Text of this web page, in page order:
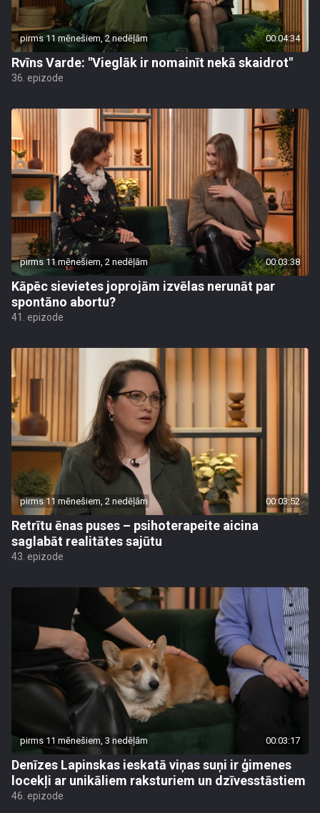
pirms 11 mēnešiem, 2 nedēļām 00:04:34
Rvīns Varde: "Vieglāk ir nomainīt nekā skaidrot"
36. epizode
pirms 11 mēnešiem, 2 nedēļām 00:03:38
Kāpēc sievietes joprojām izvēlas nerunāt par
spontāno abortu?
41. epizode
pirms 11 mēnešiem, 2 nedēļām 00:03:52
Retrītu ēnas puses – psihoterapeite aicina
saglabāt realitātes sajūtu
43. epizode
pirms 11 mēnešiem, 3 nedēļām 00:03:17
Denīzes Lapinskas ieskatā viņas suņi ir ģimenes
locekļi ar unikāliem raksturiem un dzīvesstāstiem
46. epizode